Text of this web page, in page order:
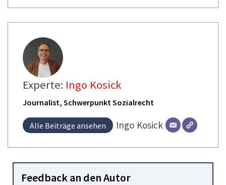
Experte: Ingo Kosick
Journalist, Schwerpunkt Sozialrecht
Alle Beiträge ansehen Ingo Kosick
Feedback an den Autor